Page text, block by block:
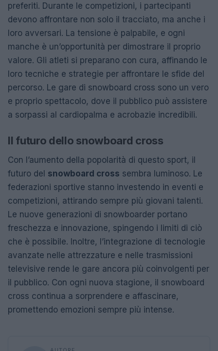
preferiti. Durante le competizioni, i partecipanti
devono affrontare non solo il tracciato, ma anche i
loro avversari. La tensione è palpabile, e ogni
manche è un’opportunità per dimostrare il proprio
valore. Gli atleti si preparano con cura, affinando le
loro tecniche e strategie per affrontare le sfide del
percorso. Le gare di snowboard cross sono un vero
e proprio spettacolo, dove il pubblico può assistere
a sorpassi al cardiopalma e acrobazie incredibili.
Il futuro dello snowboard cross
Con l’aumento della popolarità di questo sport, il
futuro del snowboard cross sembra luminoso. Le
federazioni sportive stanno investendo in eventi e
competizioni, attirando sempre più giovani talenti.
Le nuove generazioni di snowboarder portano
freschezza e innovazione, spingendo i limiti di ciò
che è possibile. Inoltre, l’integrazione di tecnologie
avanzate nelle attrezzature e nelle trasmissioni
televisive rende le gare ancora più coinvolgenti per
il pubblico. Con ogni nuova stagione, il snowboard
cross continua a sorprendere e affascinare,
promettendo emozioni sempre più intense.